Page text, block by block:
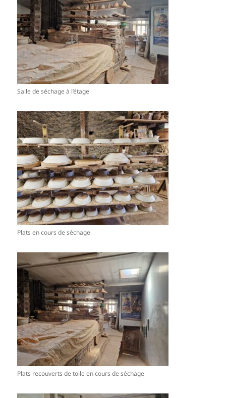
Salle de séchage à l’étage
Plats en cours de séchage
Plats recouverts de toile en cours de séchage